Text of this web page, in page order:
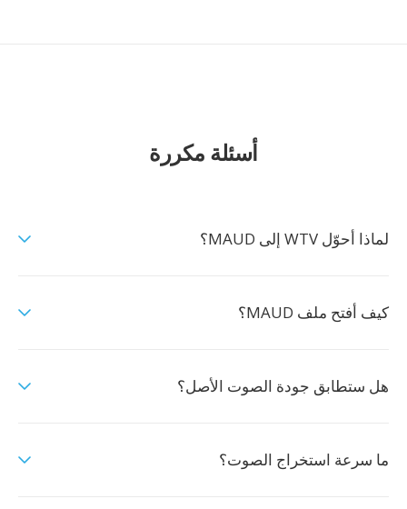
أسئلة مكررة
لماذا أحوّل WTV إلى MAUD؟
كيف أفتح ملف MAUD؟
هل ستطابق جودة الصوت الأصل؟
ما سرعة استخراج الصوت؟